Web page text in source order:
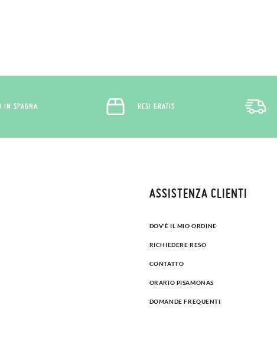
IN SPAGNA RESI GRATIS
ASSISTENZA CLIENTI
DOV'È IL MIO ORDINE
RICHIEDERE RESO
CONTATTO
ORARIO PISAMONAS
DOMANDE FREQUENTI